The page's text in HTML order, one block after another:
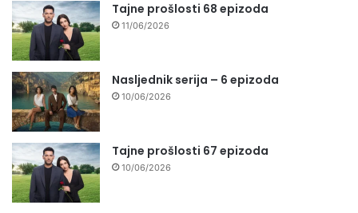
Tajne prošlosti 68 epizoda
11/06/2026
Nasljednik serija – 6 epizoda
10/06/2026
Tajne prošlosti 67 epizoda
10/06/2026